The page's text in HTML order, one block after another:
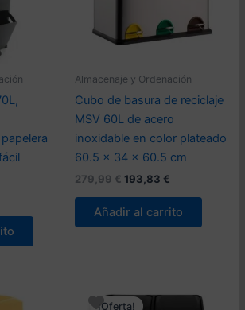
Almacenaje y Ordenación
Cubo de basura de reciclaje
MSV 60L de acero
inoxidable en color plateado
60.5 x 34 x 60.5 cm
279,99€ El
original
era:
193,83 €
actual
es:
Añadir al carrito
¡Oferta!